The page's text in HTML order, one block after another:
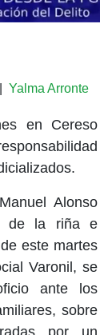
Yalma Arronte
en Cereso
Alonso
de la riña e
este martes
Varonil, se
ante los
sobre
por un